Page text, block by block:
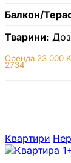
Балкон/
Тварини:
Оренда 23 000
2734
Квартири